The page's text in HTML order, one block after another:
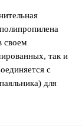
своем
так и
с
для